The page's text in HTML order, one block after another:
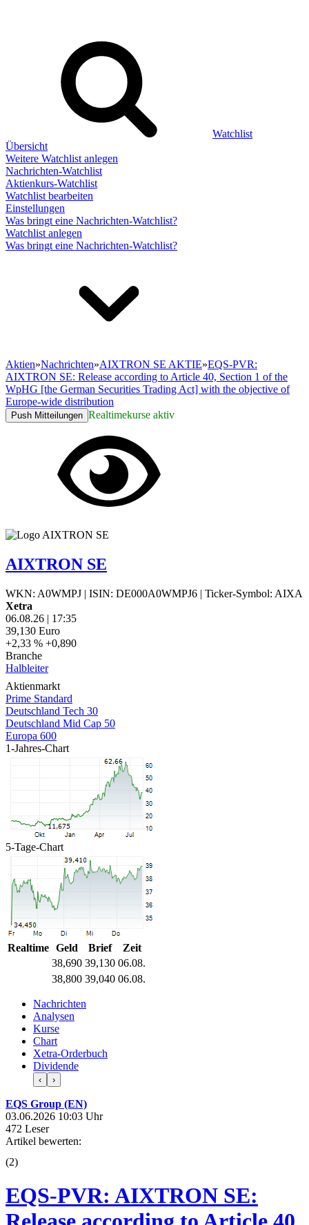
Watchlist
Übersicht
Weitere Watchlist anlegen
Nachrichten-Watchlist
Aktienkurs-Watchlist
Watchlist bearbeiten
Einstellungen
Was bringt eine Nachrichten-Watchlist?
Watchlist anlegen
Was bringt eine Nachrichten-Watchlist?
Aktien»Nachrichten»AIXTRON SE AKTIE»EQS-PVR:
AIXTRON SE: Release according to Article 40, Section 1 of the
WpHG [the German Securities Trading Act] with the objective of
Europe-wide distribution
Push Mitteilungen Realtimekurse aktiv
AIXTRON SE
WKN: A0WMPJ | ISIN: DE000A0WMPJ6 | Ticker-Symbol: AIXA
Xetra
06.08.26 | 17:35
39,130 Euro
+2,33 % +0,890
Branche
Halbleiter
Aktienmarkt
Prime Standard
Deutschland Tech 30
Deutschland Mid Cap 50
Europa 600
1-Jahres-Chart
5-Tage-Chart
Realtime Geld Brief
Zeit
38,690 39,130 06.08.
38,800 39,040 06.08.
Nachrichten
Analysen
Kurse
Chart
Xetra-Orderbuch
Dividende
‹ ›
EQS Group (EN)
03.06.2026 10:03 Uhr
472 Leser
Artikel bewerten:
(2)
EQS-PVR: AIXTRON SE: